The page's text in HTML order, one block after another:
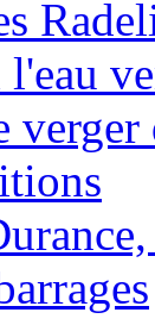
l'eau
verger